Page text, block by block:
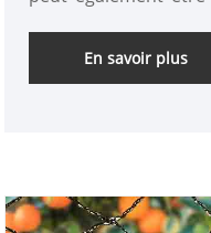
En savoir plus